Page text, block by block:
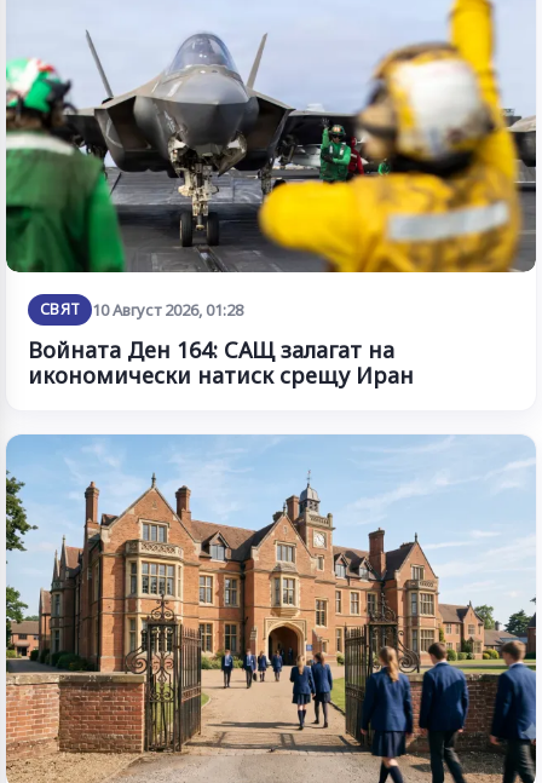
СВЯТ 10 Август 2026, 01:28
Войната Ден 164: САЩ залагат на
икономически натиск срещу Иран